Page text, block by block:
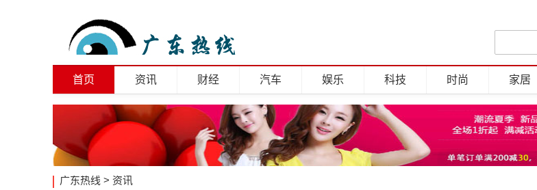
首页 资讯 财经 汽车 娱乐 科技 时尚 家居
广东热线 > 资讯